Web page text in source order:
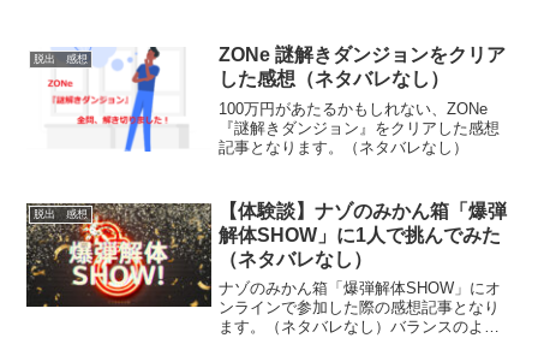
脱出 感想
ZONe 謎解きダンジョンをクリア
した感想（ネタバレなし）
100万円があたるかもしれない、ZONe
『謎解きダンジョン』をクリアした感想
記事となります。（ネタバレなし）
脱出 感想
【体験談】ナゾのみかん箱「爆弾
解体SHOW」に1人で挑んでみた
（ネタバレなし）
ナゾのみかん箱「爆弾解体SHOW」にオ
ンラインで参加した際の感想記事となり
ます。（ネタバレなし）バランスのよい